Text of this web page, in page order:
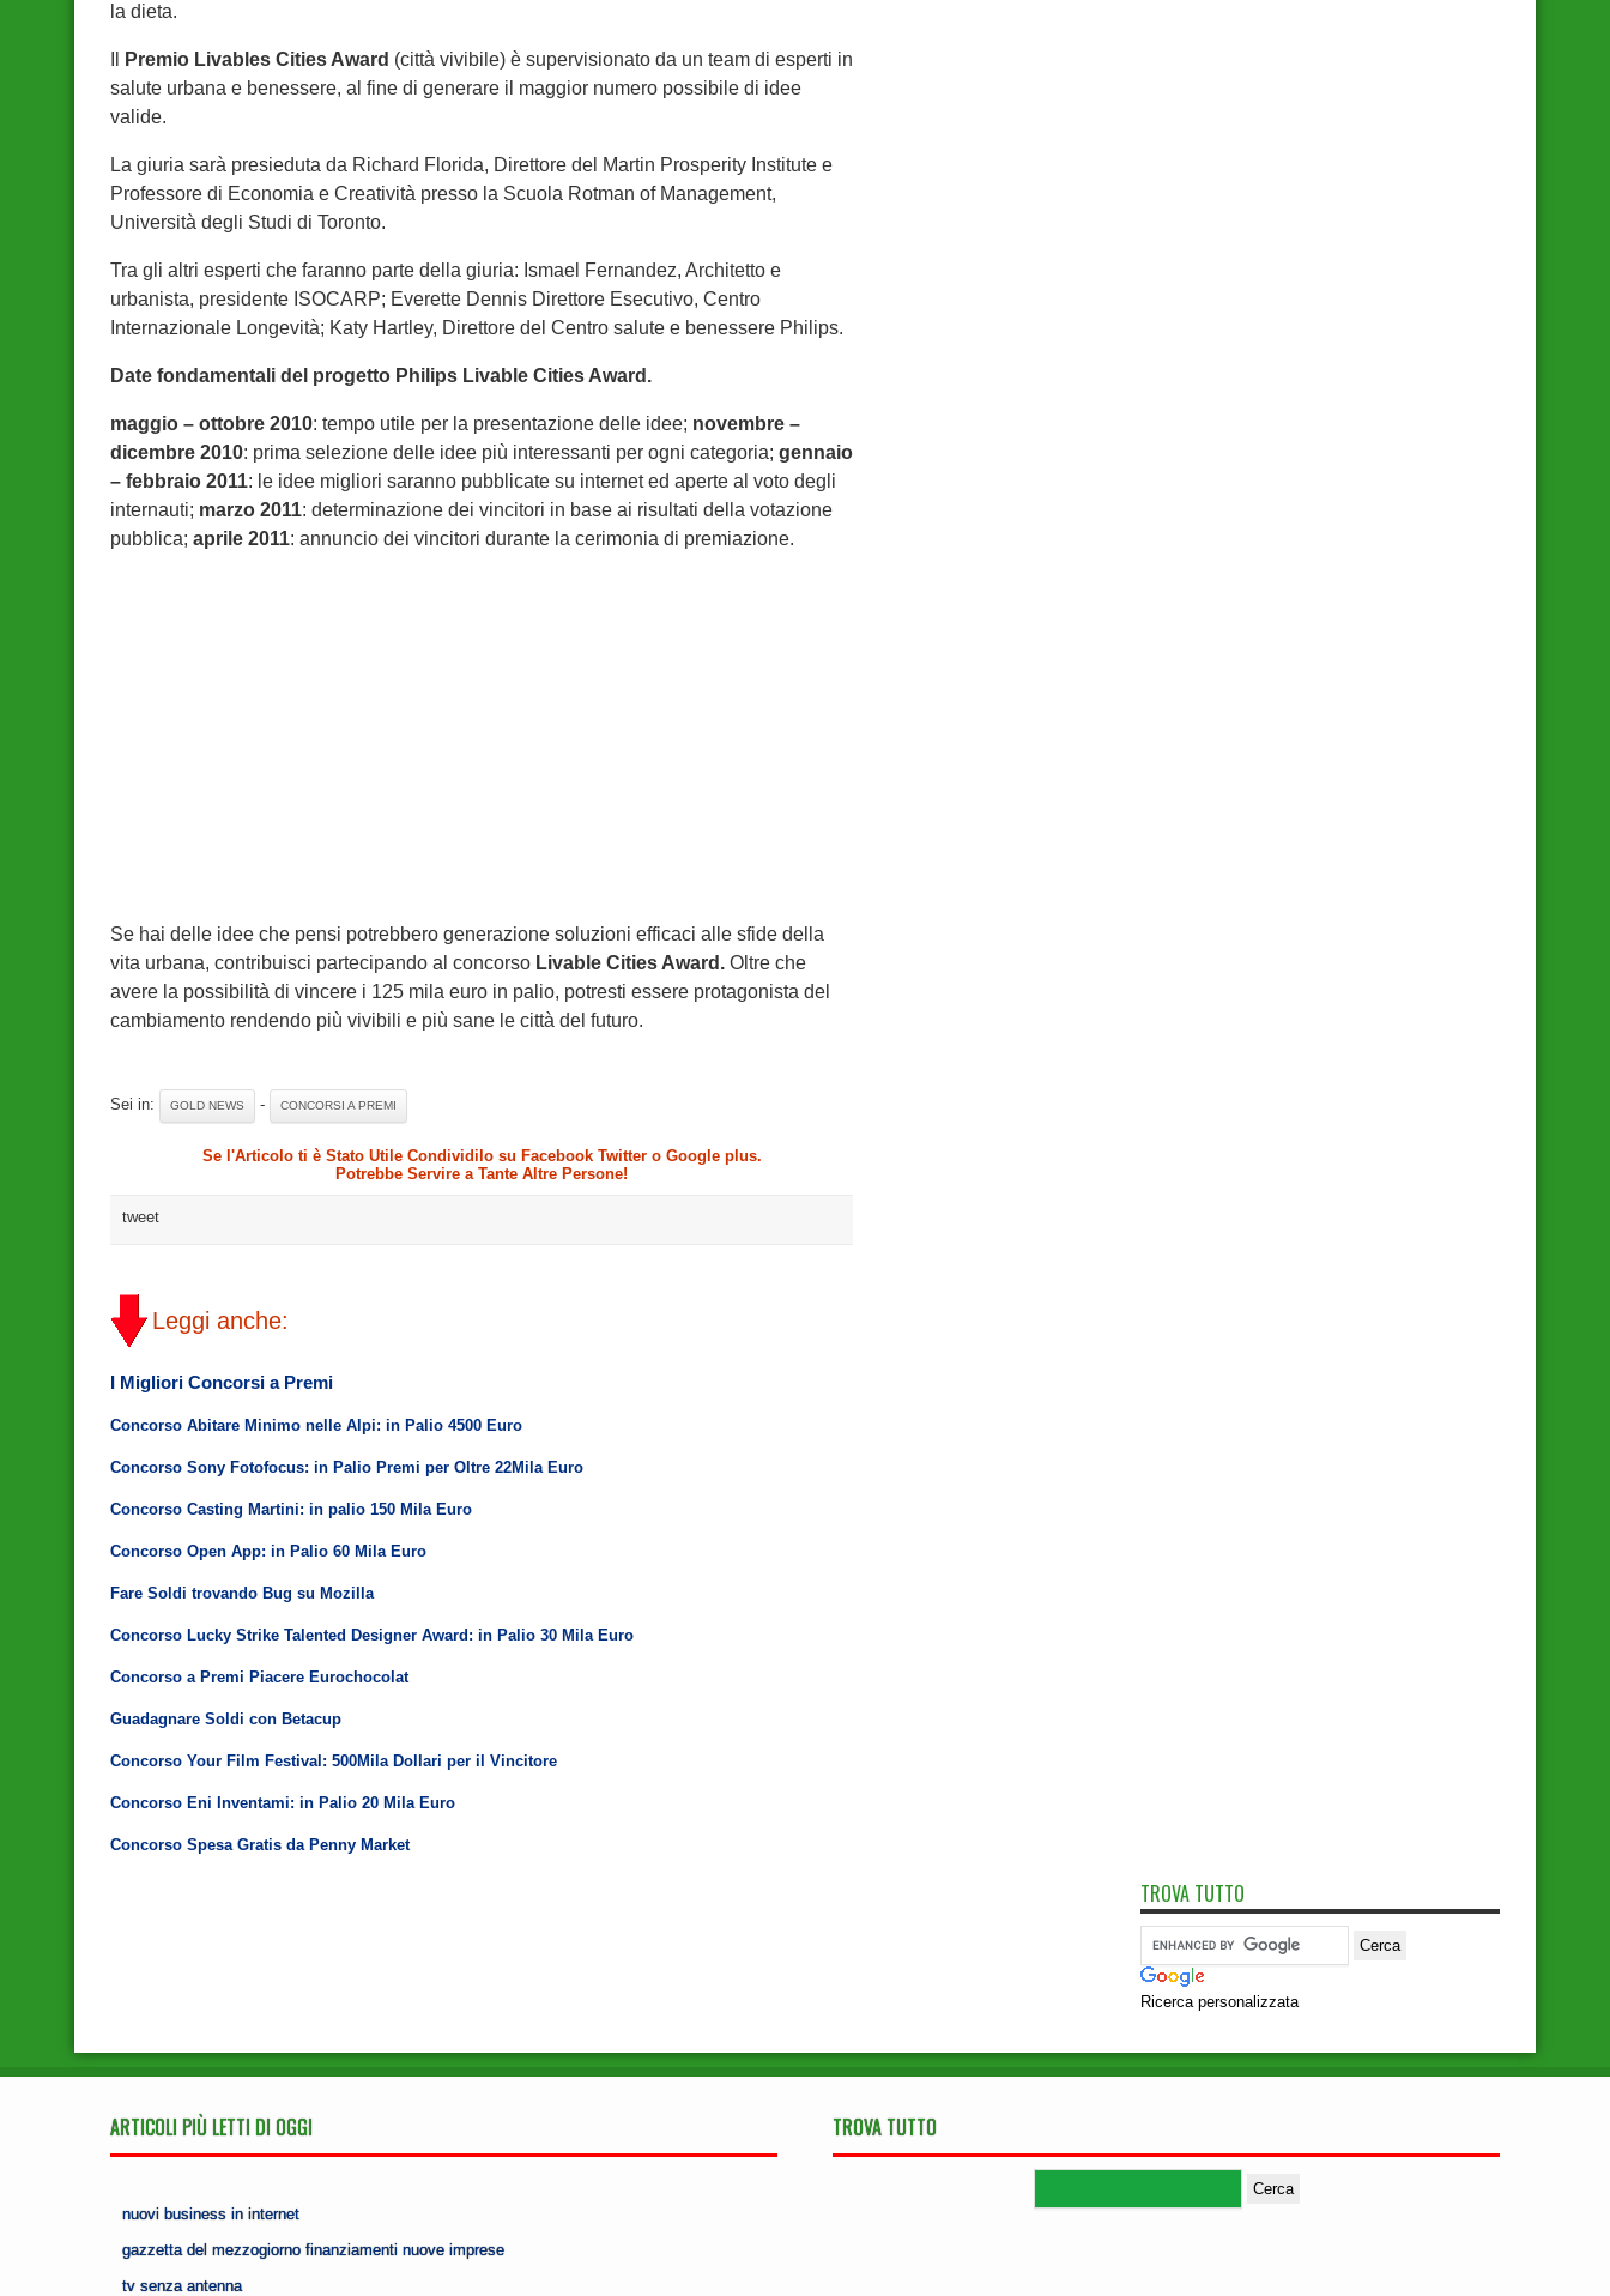
la dieta.
Premio Livables Cities Award (città vivibile) è supervisionato da un team di esperti in
salute urbana e benessere, al fine di generare il maggior numero possibile di idee
valide.
La giuria sarà presieduta da Richard Florida, Direttore del Martin Prosperity Institute e
Professore di Economia e Creatività presso la Scuola Rotman of Management,
Università degli Studi di Toronto.
Tra gli altri esperti che faranno parte della giuria: Ismael Fernandez, Architetto e
urbanista, presidente ISOCARP; Everette Dennis Direttore Esecutivo, Centro
Internazionale Longevità; Katy Hartley, Direttore del Centro salute e benessere Philips.
Date fondamentali del progetto Philips Livable Cities Award.
maggio – ottobre 2010: tempo utile per la presentazione delle idee; novembre –
dicembre 2010: prima selezione delle idee più interessanti per ogni categoria; gennaio
– febbraio 2011: le idee migliori saranno pubblicate su internet ed aperte al voto degli
internauti; marzo 2011: determinazione dei vincitori in base ai risultati della votazione
pubblica; aprile 2011: annuncio dei vincitori durante la cerimonia di premiazione.
Se hai delle idee che pensi potrebbero generazione soluzioni efficaci alle sfide della
vita urbana, contribuisci partecipando al concorso Livable Cities Award. Oltre che
avere la possibilità di vincere i 125 mila euro in palio, potresti essere protagonista del
cambiamento rendendo più vivibili e più sane le città del futuro.
Sei in: GOLD NEWS - CONCORSI A PREMI
Se l'Articolo ti è Stato Utile Condividilo su Facebook Twitter o Google plus.
Potrebbe Servire a Tante Altre Persone!
tweet
Leggi anche:
I Migliori Concorsi a Premi
Concorso Abitare Minimo nelle Alpi: in Palio 4500 Euro
Concorso Sony Fotofocus: in Palio Premi per Oltre 22Mila Euro
Concorso Casting Martini: in palio 150 Mila Euro
Concorso Open App: in Palio 60 Mila Euro
Fare Soldi trovando Bug su Mozilla
Concorso Lucky Strike Talented Designer Award: in Palio 30 Mila Euro
Concorso a Premi Piacere Eurochocolat
Guadagnare Soldi con Betacup
Concorso Your Film Festival: 500Mila Dollari per il Vincitore
Concorso Eni Inventami: in Palio 20 Mila Euro
Concorso Spesa Gratis da Penny Market
TROVA TUTTO
Ricerca personalizzata
ARTICOLI PIÙ LETTI DI OGGI
nuovi business in internet
gazzetta del mezzogiorno finanziamenti nuove imprese
tv senza antenna
TROVA TUTTO